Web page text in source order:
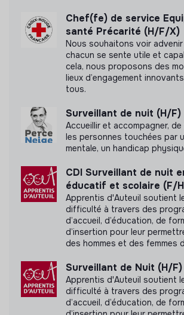
Labels et certifications
Accompagné par
Documents
N'a pas encore communiqué de
transparence
Chef(fe) de service
santé Précarité (H/F/X)
Nous souhaitons voir
chacun se sente utile et
cela, nous proposons des
lieux d’engagement
tous.
Surveillant de nuit (H/F)
Accueillir et accompagner,
les personnes touchées par
mentale, un handicap
CDI Surveillant de nuit
éducatif et scolaire (F/
Apprentis d'Auteuil soutient
difficulté à travers des
d’accueil, d’éducation, de
d’insertion pour leur
des hommes et des femmes
Surveillant de Nuit (H/F)
Apprentis d'Auteuil soutient
difficulté à travers des
d’accueil, d’éducation, de